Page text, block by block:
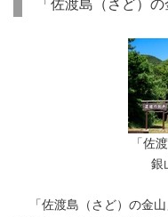
「佐渡島（さど）の
「佐
銀
「佐渡島（さど）の金山